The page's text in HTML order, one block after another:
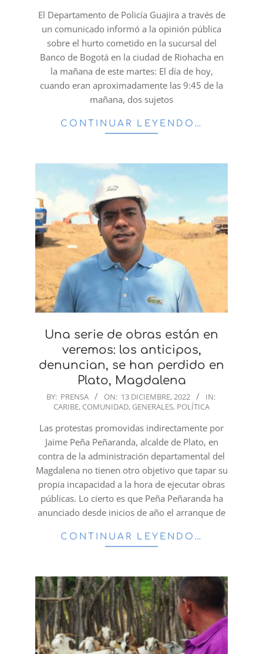
13
El Departamento de Policía Guajira a través de
un comunicado informó a la opinión pública
sobre el hurto cometido en la sucursal del
Banco de Bogotá en la ciudad de Riohacha en
la mañana de este martes: El día de hoy,
cuando eran aproximadamente las 9:45 de la
mañana, dos sujetos
CONTINUAR LEYENDO…
Una serie de obras están en
veremos: los anticipos,
denuncian, se han perdido en
Plato, Magdalena
2022-
13
BY: PRENSA ON: 13 DICIEMBRE, 2022
IN:
CARIBE, COMUNIDAD, GENERALES, POLÍTICA
Las protestas promovidas indirectamente por
Jaime Peña Peñaranda, alcalde de Plato, en
contra de la administración departamental del
Magdalena no tienen otro objetivo que tapar su
propia incapacidad a la hora de ejecutar obras
públicas. Lo cierto es que Peña Peñaranda ha
anunciado desde inicios de año el arranque de
CONTINUAR LEYENDO…